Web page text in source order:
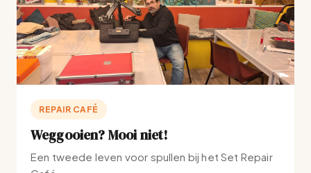
REPAIR CAFÉ
Weggooien? Mooi niet!
Een tweede leven voor spullen bij het Set Repair